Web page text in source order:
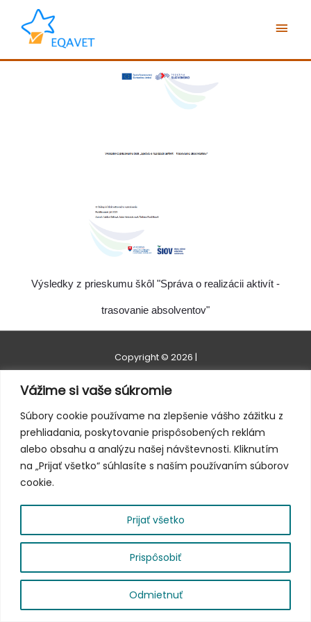
Vážime si vaše súkromie
Súbory cookie používame na zlepšenie vášho zážitku z
prehliadania, poskytovanie prispôsobených reklám
alebo obsahu a analýzu našej návštevnosti. Kliknutím
na „Prijať všetko“ súhlasíte s naším používaním súborov
cookie.
Prispôsobiť
Odmietnuť
Prijať všetko
Preskočiť
obsah
Výsledky z prieskumu škôl "Správa o realizácii aktivít -
trasovanie absolventov"
Copyright © 2026 |